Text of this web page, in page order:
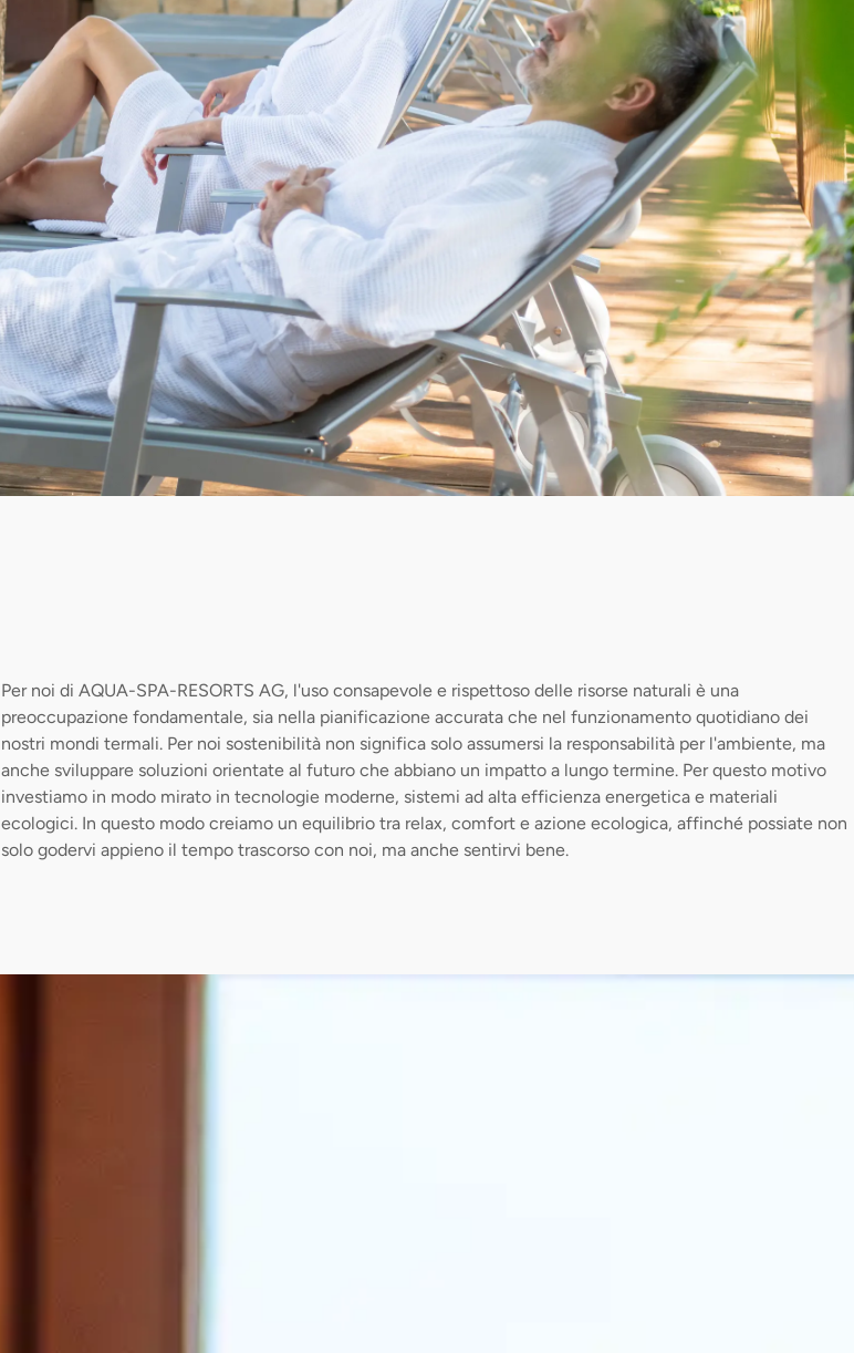
Per noi di AQUA-SPA-RESORTS AG, l'uso consapevole e rispettoso delle risorse naturali è una
preoccupazione fondamentale, sia nella pianificazione accurata che nel funzionamento quotidiano dei
nostri mondi termali. Per noi sostenibilità non significa solo assumersi la responsabilità per l'ambiente, ma
anche sviluppare soluzioni orientate al futuro che abbiano un impatto a lungo termine. Per questo motivo
investiamo in modo mirato in tecnologie moderne, sistemi ad alta efficienza energetica e materiali
ecologici. In questo modo creiamo un equilibrio tra relax, comfort e azione ecologica, affinché possiate non
solo godervi appieno il tempo trascorso con noi, ma anche sentirvi bene.